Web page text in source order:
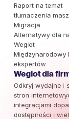
Raport na temat
tłumaczenia
Migracja
Alternatywy dla
Weglot
Międzynarodowy
ekspertów
Weglot dla
Odkryj wydajne i
stron
integracjami
dostępności i